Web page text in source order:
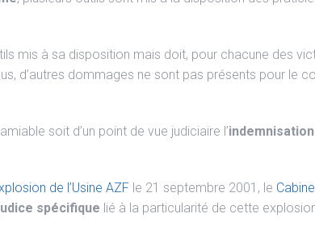
mis à sa disposition mais doit, pour chacune des
d’autres dommages ne sont pas présents pour le
soit d’un point de vue judiciaire l’
de l’Usine AZF le 21 septembre 2001, le
spécifique lié à la particularité de cette